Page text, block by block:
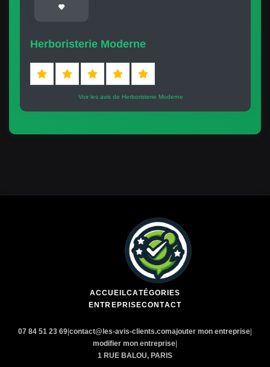
Herboristerie Moderne
Voir les avis de Herboristerie Moderne
ACCUEILCATÉGORIES
ENTREPRISECONTACT
07 84 51 23 69|contact@les-avis-clients.comajouter mon entreprise|
modifier mon entreprise|
1 RUE BALOU, PARIS